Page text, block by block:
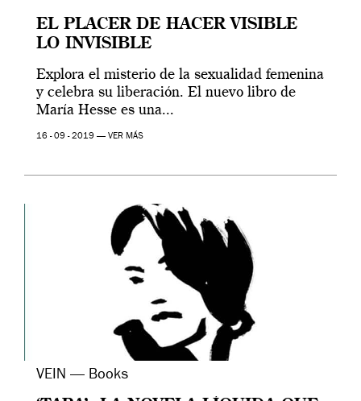
EL PLACER DE HACER VISIBLE
LO INVISIBLE
Explora el misterio de la sexualidad femenina
y celebra su liberación. El nuevo libro de
María Hesse es una...
16 - 09 - 2019 — VER MÁS
VEIN — Books